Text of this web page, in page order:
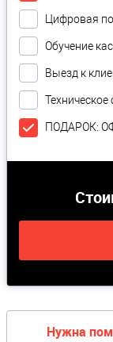
Цифровая
Обучение
Выезд к
ПОДАРОК:
Нужна